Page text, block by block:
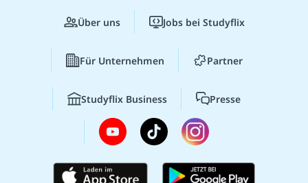
Über uns Jobs bei Studyflix
Für Unternehmen Partner
Studyflix Business Presse